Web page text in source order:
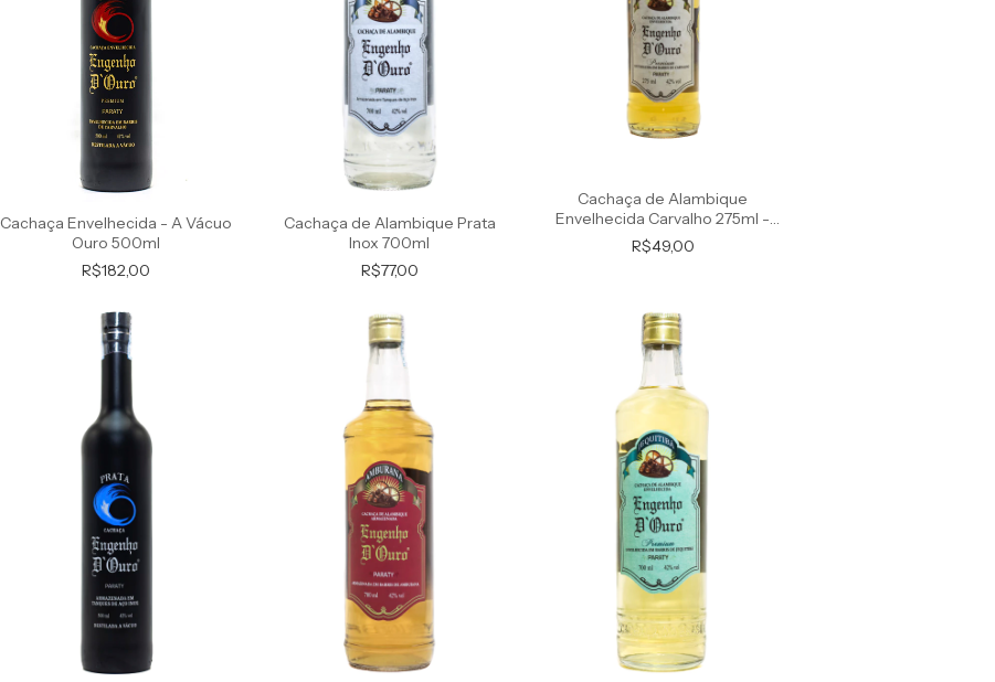
Cachaça Envelhecida - A Vácuo
Ouro 500ml
R$182,00
Cachaça de Alambique Prata
Inox 700ml
R$77,00
Cachaça de Alambique
Envelhecida Carvalho 275ml -
Premium
R$49,00